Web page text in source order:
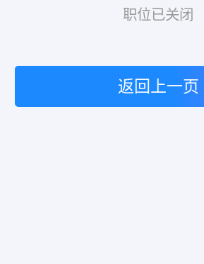
职位已关闭
返回上一页